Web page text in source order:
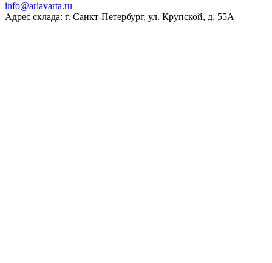
ur.atravaira@ofni
Адрес склада: г. Санкт-Петербург, ул. Крупской, д. 55А